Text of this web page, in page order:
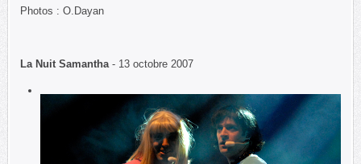
Photos : O.Dayan
La Nuit Samantha - 13 octobre 2007